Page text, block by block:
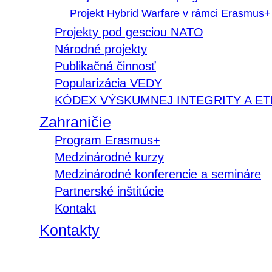
Projekt Hybrid Warfare v rámci Erasmus+
Projekty pod gesciou NATO
Národné projekty
Publikačná činnosť
Popularizácia VEDY
KÓDEX VÝSKUMNEJ INTEGRITY A
Zahraničie
Program Erasmus+
Medzinárodné kurzy
Medzinárodné konferencie a semináre
Partnerské inštitúcie
Kontakt
Kontakty